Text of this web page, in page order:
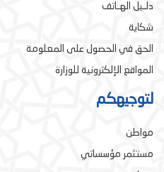
دلـيل الهـاتف
شكاية
الحق في الحصول على المعلومة
المواقع الإلكترونية للوزارة
لتوجيهكم
مواطن
مستثمر مؤسساتي